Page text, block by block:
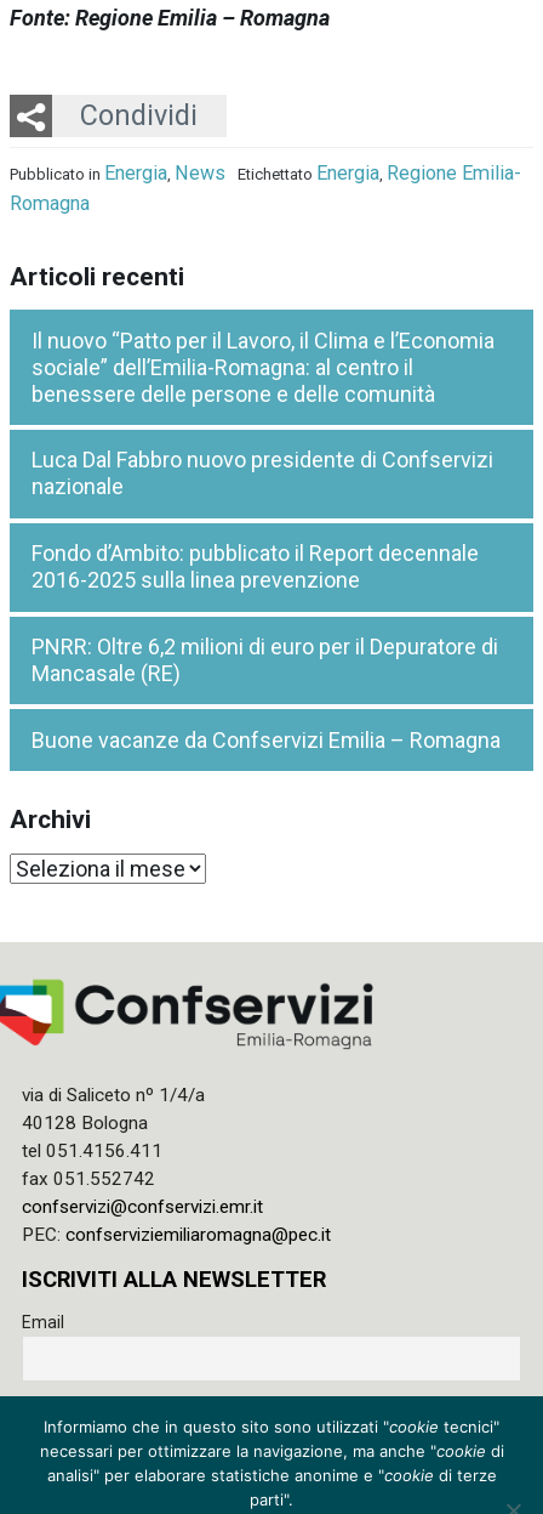
Fonte: Regione Emilia – Romagna
Condividi
Twitter
LinkedIn
Email
Whatsapp
Pubblicato in Energia, News Etichettato Energia, Regione Emilia-
Romagna
Articoli recenti
Il nuovo “Patto per il Lavoro, il Clima e l’Economia
sociale” dell’Emilia-Romagna: al centro il
benessere delle persone e delle comunità
Luca Dal Fabbro nuovo presidente di Confservizi
nazionale
Fondo d’Ambito: pubblicato il Report decennale
2016-2025 sulla linea prevenzione
PNRR: Oltre 6,2 milioni di euro per il Depuratore di
Mancasale (RE)
Buone vacanze da Confservizi Emilia – Romagna
Archivi
Archivi
via di Saliceto nº 1/4/a
40128 Bologna
tel 051.4156.411
fax 051.552742
confservizi@confservizi.emr.it
PEC: confserviziemiliaromagna@pec.it
ISCRIVITI ALLA NEWSLETTER
Email
al trattamento dei miei dati
Privacy policy
Informiamo che in questo sito sono utilizzati "cookie tecnici"
necessari per ottimizzare la navigazione, ma anche "cookie di
analisi" per elaborare statistiche anonime e "cookie di terze
parti".